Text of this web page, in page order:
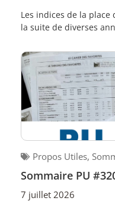
Les indices de la place
la suite de diverses
Propos Utiles,
Sommaire PU
7 juillet 2026